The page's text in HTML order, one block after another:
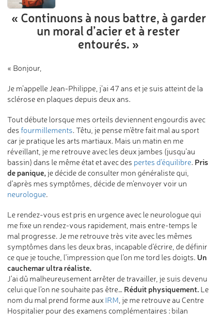
« Continuons à nous battre, à garder
un moral d’acier et à rester
entourés. »
« Bonjour,
Je m’appelle Jean-Philippe, j’ai 47 ans et je suis atteint de la
sclérose en plaques depuis deux ans.
Tout débute lorsque mes orteils deviennent engourdis avec
des fourmillements. Têtu, je pense m’être fait mal au sport
car je pratique les arts martiaux. Mais un matin en me
réveillant, je me retrouve avec les deux jambes (jusqu’au
bassin) dans le même état et avec des pertes d’équilibre. Pris
de panique, je décide de consulter mon généraliste qui,
d’après mes symptômes, décide de m’envoyer voir un
neurologue.
Le rendez-vous est pris en urgence avec le neurologue qui
me fixe un rendez-vous rapidement, mais entre-temps le
mal progresse. Je me retrouve très vite avec les mêmes
symptômes dans les deux bras, incapable d’écrire, de définir
ce que je touche, l’impression que l’on me tord les doigts. Un
cauchemar ultra réaliste.
J’ai dû malheureusement arrêter de travailler, je suis devenu
celui que l’on ne souhaite pas être… Réduit physiquement. Le
nom du mal prend forme aux IRM, je me retrouve au Centre
Hospitalier pour des examens complémentaires : bilan